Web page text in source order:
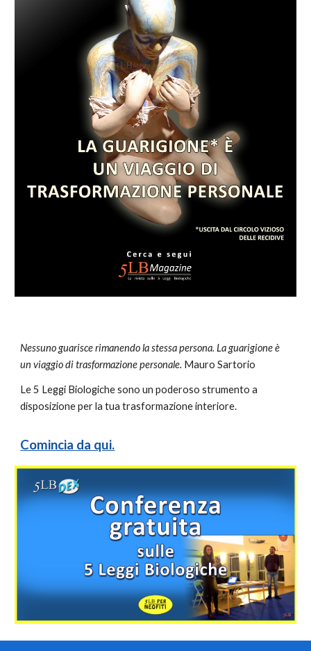
Nessuno guarisce rimanendo la stessa persona. La guarigione è
un viaggio di trasformazione personale. Mauro Sartorio
Le 5 Leggi Biologiche sono un poderoso strumento a
disposizione per la tua trasformazione interiore.
Comincia da qui.